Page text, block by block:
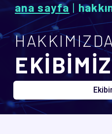
ana sayfa |
EKİBİMİZ